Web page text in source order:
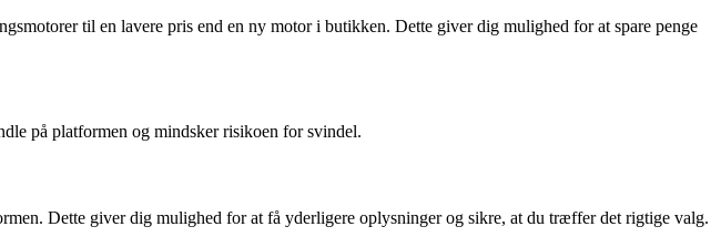
til en lavere pris end en ny motor i butikken. Dette giver dig mulighed for at spare penge
på platformen og mindsker risikoen for svindel.
Dette giver dig mulighed for at få yderligere oplysninger og sikre, at du træffer det rigtige valg.